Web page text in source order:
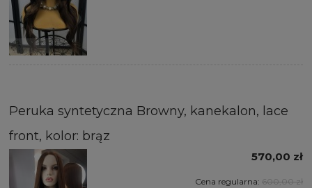
Peruka syntetyczna Browny, kanekalon, lace
front, kolor: brąz
570,00 zł
Cena regularna: 600,00 zł